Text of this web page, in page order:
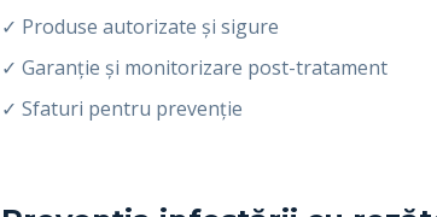
✓ Produse autorizate și sigure
✓ Garanție și monitorizare post-tratament
✓ Sfaturi pentru prevenție